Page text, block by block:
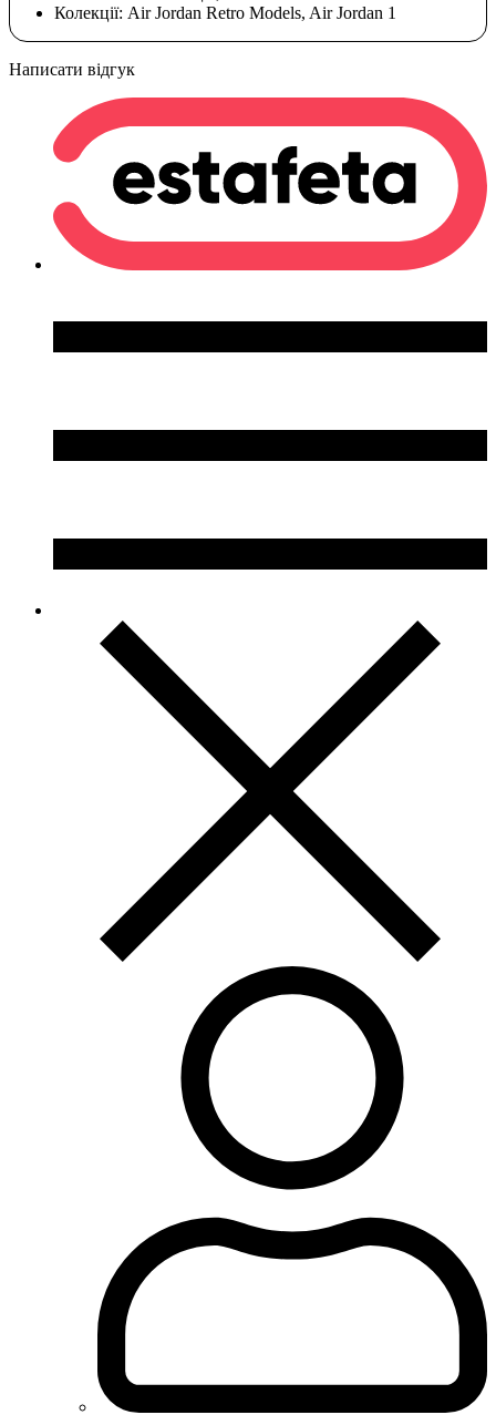
Колекції: Air Jordan Retro Models, Air Jordan 1
Написати відгук